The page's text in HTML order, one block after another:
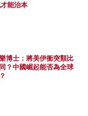
能治本
博士：將美伊衝突類比
？中國崛起能否為全球